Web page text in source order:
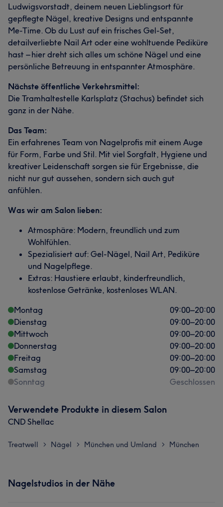
Ludwigsvorstadt, deinem neuen Lieblingsort für
gepflegte Nägel, kreative Designs und entspannte
Me-Time. Ob du Lust auf ein frisches Gel-Set,
detailverliebte Nail Art oder eine wohltuende Pediküre
hast – hier dreht sich alles um schöne Nägel und eine
persönliche Betreuung in entspannter Atmosphäre.
Nächste öffentliche Verkehrsmittel:
Die Tramhaltestelle Karlsplatz (Stachus) befindet sich
ganz in der Nähe.
Das Team:
Ein erfahrenes Team von Nagelprofis mit einem Auge
für Form, Farbe und Stil. Mit viel Sorgfalt, Hygiene und
kreativer Leidenschaft sorgen sie für Ergebnisse, die
nicht nur gut aussehen, sondern sich auch gut
anfühlen.
Was wir am Salon lieben:
Atmosphäre: Modern, freundlich und zum
Wohlfühlen.
Spezialisiert auf: Gel-Nägel, Nail Art, Pediküre
und Nagelpflege.
Extras: Haustiere erlaubt, kinderfreundlich,
kostenlose Getränke, kostenloses WLAN.
Montag
09:00–20:00
Dienstag
09:00–20:00
Mittwoch
09:00–20:00
Donnerstag
09:00–20:00
Freitag
09:00–20:00
Samstag
09:00–20:00
Sonntag
Geschlossen
Verwendete Produkte in diesem Salon
CND Shellac
Treatwell > Nägel > München und Umland > München
Nagelstudios in der Nähe